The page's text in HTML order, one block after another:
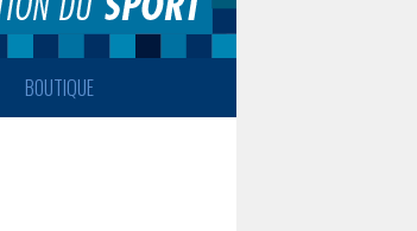
BOUTIQUE